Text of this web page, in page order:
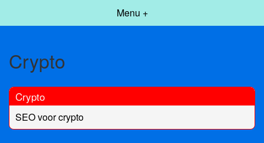
Menu +
Crypto
Crypto
SEO voor crypto